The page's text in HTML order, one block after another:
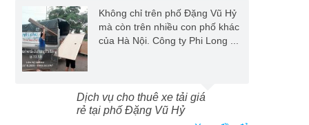
Không chỉ trên phố Đặng Vũ Hỷ
mà còn trên nhiều con phố khác
của Hà Nội. Công ty Phi Long ...
Dịch vụ cho thuê xe tải giá
rẻ tại phố Đặng Vũ Hỷ